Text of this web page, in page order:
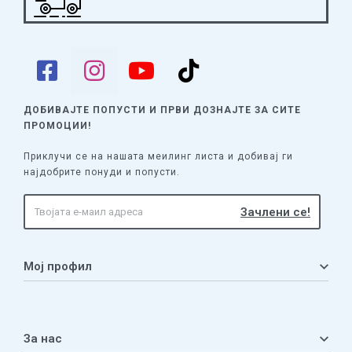
ДОБИВАЈТЕ ПОПУСТИ И ПРВИ ДОЗНАЈТЕ ЗА СИТЕ
ПРОМОЦИИ!
Приклучи се на нашата меилинг листа и добивај ги
најдобрите понуди и попусти.
Мој профил
Листа на желби
За нас